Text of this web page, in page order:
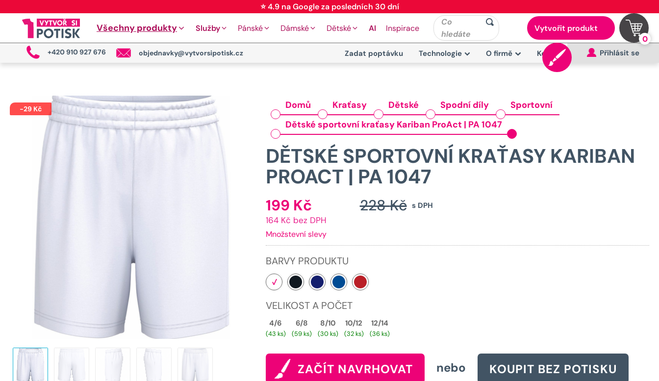
🚚 Doprava od 89 Kč
Všechny produkty Služby Pánské Dámské Dětské AI Inspirace
Co
hledáte
Vytvořit produkt
0
+420 910 927 676 objednavky@vytvorsipotisk.cz Zadat poptávku Technologie O firmě Kontakt Přihlásit se
-29Kč Domů Kraťasy Dětské Spodní díly
Sportovní
Dětské sportovní kraťasy Kariban ProAct | PA 1047
DĚTSKÉ SPORTOVNÍ KRAŤASY KARIBAN
PROACT | PA 1047
s DPH
228Kč
Původní
228 Kč.
199 KčAktuální
cena
je:
164 Kč bez DPH
Množstevní slevy
BARVY PRODUKTU
VELIKOST A POČET
4/6
(43 ks)
6/8
(59 ks)
8/10
(30 ks)
10/12
(32 ks)
12/14
(36 ks)
ZAČÍT NAVRHOVAT nebo KOUPIT BEZ POTISKU